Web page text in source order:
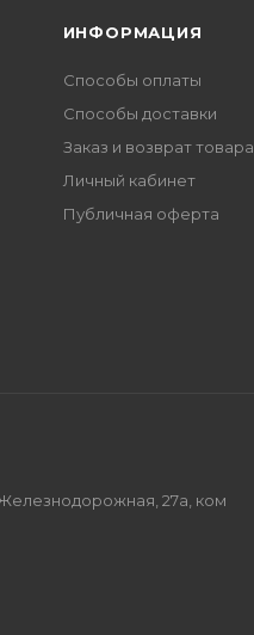
ИНФОРМАЦИЯ
Способы оплаты
Способы доставки
Заказ и возврат товара
Личный кабинет
Публичная оферта
27а, ком